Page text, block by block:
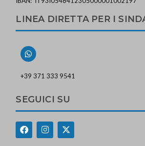
LINEA DIRETTA PER I
+39 371 333 9541
SEGUICI SU